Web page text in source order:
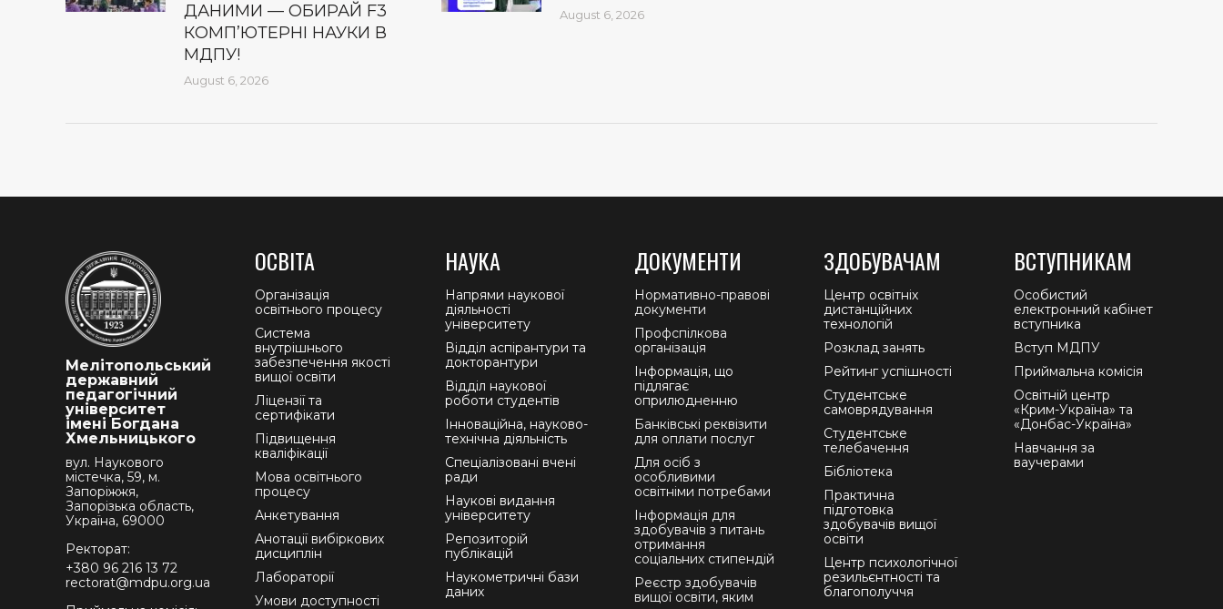
ДАНИМИ — ОБИРАЙ F3
КОМП’ЮТЕРНІ НАУКИ В
МДПУ!
August 6, 2026
August 6, 2026
Мелітопольський
державний
педагогічний
університет
імені Богдана
Хмельницького
вул. Наукового
містечка, 59, м.
Запоріжжя,
Запорізька область,
Україна, 69000
Ректорат:
+380 96 216 13 72
rectorat@mdpu.org.ua
ОСВІТА
Організація
освітнього процесу
Система
внутрішнього
забезпечення якості
вищої освіти
Ліцензії та
сертифікати
Підвищення
кваліфікації
Мова освітнього
процесу
Анкетування
Анотації вибіркових
дисциплін
Лабораторії
Умови доступності
НАУКА
Напрями наукової
діяльності
університету
Відділ аспірантури та
докторантури
Відділ наукової
роботи студентів
Інноваційна, науково-
технічна діяльність
Спеціалізовані вчені
ради
Наукові видання
університету
Репозиторій
публікацій
Наукометричні бази
даних
ДОКУМЕНТИ
Нормативно-правові
документи
Профспілкова
організація
Інформація, що
підлягає
оприлюдненню
Банківські реквізити
для оплати послуг
Для осіб з
особливими
освітніми потребами
Інформація для
здобувачів з питань
отримання
соціальних стипендій
Реєстр здобувачів
вищої освіти, яким
ЗДОБУВАЧАМ
Центр освітніх
дистанційних
технологій
Розклад занять
Рейтинг успішності
Студентське
самоврядування
Студентське
телебачення
Бібліотека
Практична
підготовка
здобувачів вищої
освіти
Центр психологічної
резильєнтності та
благополуччя
ВСТУПНИКАМ
Особистий
електронний кабінет
вступника
Вступ МДПУ
Приймальна комісія
Освітній центр
«Крим-Україна» та
«Донбас-Україна»
Навчання за
ваучерами